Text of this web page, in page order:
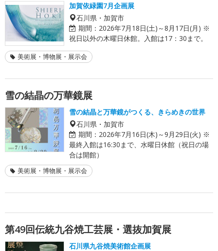
加賀依緑園7月企画展
石川県・加賀市
期間： 2026年7月18日(土)～8月17日(月) ※
祝日以外の木曜日休館。入館は17：30まで。
美術展・博物展・展示会
雪の結晶の万華鏡展
雪の結晶と万華鏡がつくる、きらめきの世界
石川県・加賀市
期間： 2026年7月16日(木)～9月29日(火) ※
最終入館は16:30まで、水曜日休館（祝日の場
合は開館）
美術展・博物展・展示会
第49回伝統九谷焼工芸展・選抜加賀展
石川県九谷焼美術館企画展